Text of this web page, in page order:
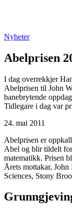
Nyheter
Abelprisen
I dag overrekkjer
Abelprisen til John
banebrytende
Tidlegare i dag var
24. mai 2011
Abelprisen er
Abel og blir tildelt
matematikk. Prisen
Årets mottakar,
Sciences, Stony